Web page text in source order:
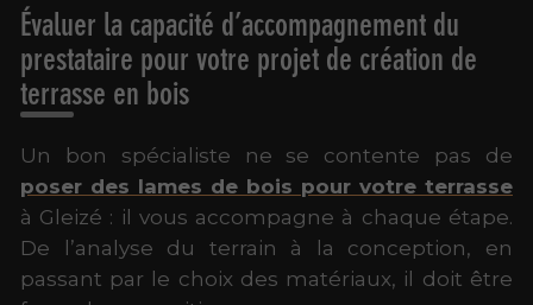
Évaluer la capacité d’accompagnement du
prestataire pour votre projet de création de
terrasse en bois
Un bon spécialiste ne se contente pas de
poser des lames de bois pour votre terrasse
à Gleizé : il vous accompagne à chaque étape.
De l’analyse du terrain à la conception, en
passant par le choix des matériaux, il doit être